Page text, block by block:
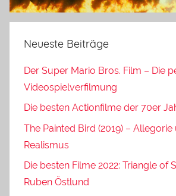
Neueste Beiträge
Der Super Mario Bros. Film – Die
Videospielverfilmung
Die besten Actionfilme der 70er
The Painted Bird (2019) –
Realismus
Die besten Filme 2022: Triangle of
Ruben Östlund